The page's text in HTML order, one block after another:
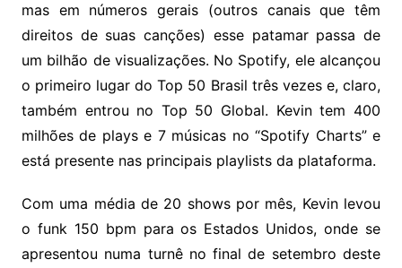
mas em números gerais (outros canais que têm
direitos de suas canções) esse patamar passa de
um bilhão de visualizações. No Spotify, ele alcançou
o primeiro lugar do Top 50 Brasil três vezes e, claro,
também entrou no Top 50 Global. Kevin tem 400
milhões de plays e 7 músicas no “Spotify Charts” e
está presente nas principais playlists da plataforma.
Com uma média de 20 shows por mês, Kevin levou
o funk 150 bpm para os Estados Unidos, onde se
apresentou numa turnê no final de setembro deste